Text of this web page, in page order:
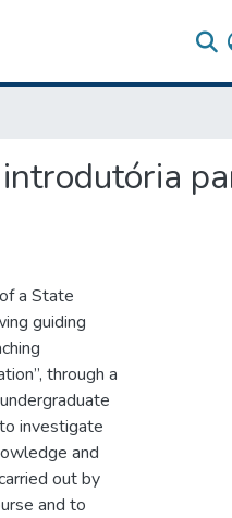
a State
guiding
through a
investigate
and
out by
and to